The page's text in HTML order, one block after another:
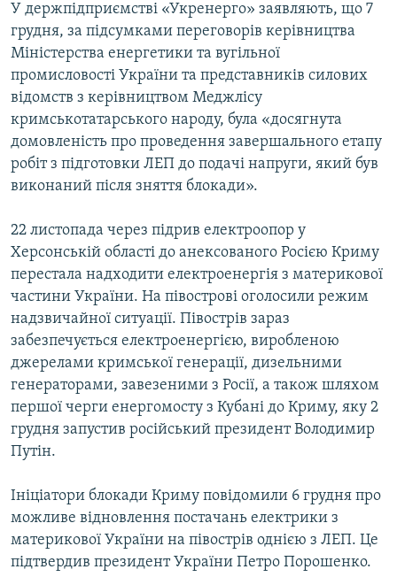
У держпідприємстві «Укренерго» заявляють, що 7
грудня, за підсумками переговорів керівництва
Міністерства енергетики та вугільної
промисловості України та представників силових
відомств з керівництвом Меджлісу
кримськотатарського народу, була «досягнута
домовленість про проведення завершального етапу
робіт з підготовки ЛЕП до подачі напруги, який був
виконаний після зняття блокади».
22 листопада через підрив електроопор у
Херсонській області до анексованого Росією Криму
перестала надходити електроенергія з материкової
частини України. На півострові оголосили режим
надзвичайної ситуації. Півострів зараз
забезпечується електроенергією, виробленою
джерелами кримської генерації, дизельними
генераторами, завезеними з Росії, а також шляхом
першої черги енергомосту з Кубані до Криму, яку 2
грудня запустив російський президент Володимир
Путін.
Ініціатори блокади Криму повідомили 6 грудня про
можливе відновлення постачань електрики з
материкової України на півострів однією з ЛЕП. Це
підтвердив президент України Петро Порошенко.